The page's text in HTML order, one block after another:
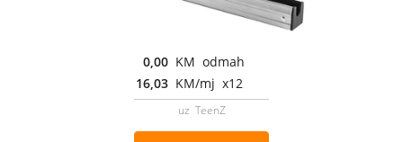
0,00 KM odmah
16,03 KM/mj x12
uz TeenZ